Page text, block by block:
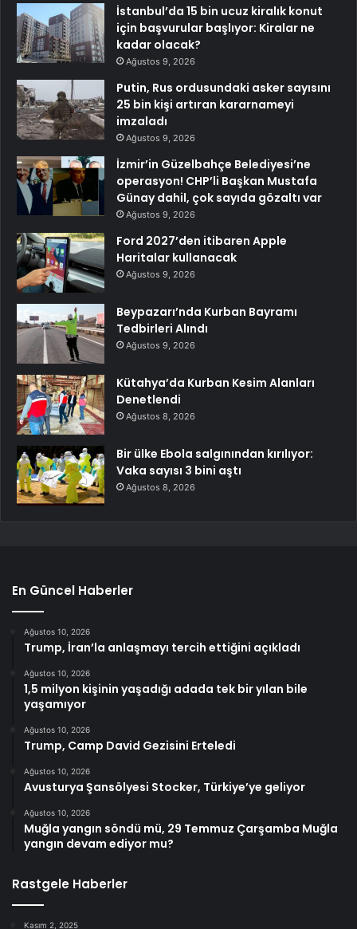
İstanbul’da 15 bin ucuz kiralık konut
için başvurular başlıyor: Kiralar ne
kadar olacak?
Ağustos 9, 2026
Putin, Rus ordusundaki asker sayısını
25 bin kişi artıran kararnameyi
imzaladı
Ağustos 9, 2026
İzmir’in Güzelbahçe Belediyesi’ne
operasyon! CHP’li Başkan Mustafa
Günay dahil, çok sayıda gözaltı var
Ağustos 9, 2026
Ford 2027’den itibaren Apple
Haritalar kullanacak
Ağustos 9, 2026
Beypazarı’nda Kurban Bayramı
Tedbirleri Alındı
Ağustos 9, 2026
Kütahya’da Kurban Kesim Alanları
Denetlendi
Ağustos 8, 2026
Bir ülke Ebola salgınından kırılıyor:
Vaka sayısı 3 bini aştı
Ağustos 8, 2026
En Güncel Haberler
Ağustos 10, 2026
Trump, İran’la anlaşmayı tercih ettiğini açıkladı
Ağustos 10, 2026
1,5 milyon kişinin yaşadığı adada tek bir yılan bile
yaşamıyor
Ağustos 10, 2026
Trump, Camp David Gezisini Erteledi
Ağustos 10, 2026
Avusturya Şansölyesi Stocker, Türkiye’ye geliyor
Ağustos 10, 2026
Muğla yangın söndü mü, 29 Temmuz Çarşamba Muğla
yangın devam ediyor mu?
Rastgele Haberler
Kasım 2, 2025